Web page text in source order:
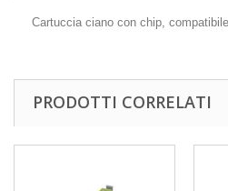
Cartuccia ciano con chip,
PRODOTTI CORRELATI